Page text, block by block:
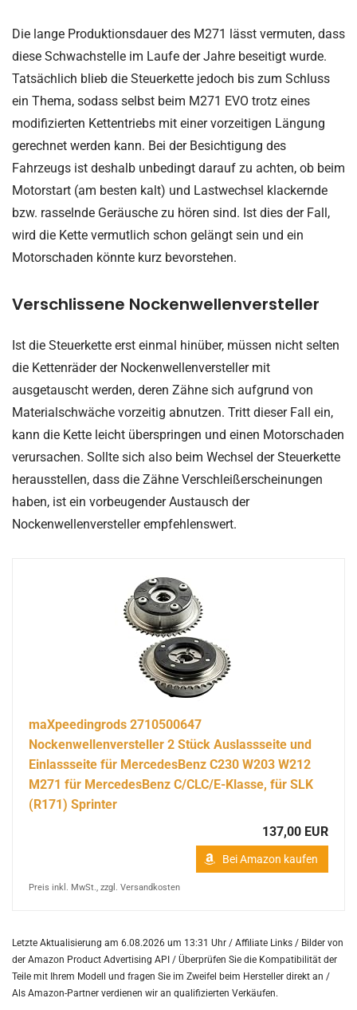
Die lange Produktionsdauer des M271 lässt vermuten, dass
diese Schwachstelle im Laufe der Jahre beseitigt wurde.
Tatsächlich blieb die Steuerkette jedoch bis zum Schluss
ein Thema, sodass selbst beim M271 EVO trotz eines
modifizierten Kettentriebs mit einer vorzeitigen Längung
gerechnet werden kann. Bei der Besichtigung des
Fahrzeugs ist deshalb unbedingt darauf zu achten, ob beim
Motorstart (am besten kalt) und Lastwechsel klackernde
bzw. rasselnde Geräusche zu hören sind. Ist dies der Fall,
wird die Kette vermutlich schon gelängt sein und ein
Motorschaden könnte kurz bevorstehen.
Verschlissene Nockenwellenversteller
Ist die Steuerkette erst einmal hinüber, müssen nicht selten
die Kettenräder der Nockenwellenversteller mit
ausgetauscht werden, deren Zähne sich aufgrund von
Materialschwäche vorzeitig abnutzen. Tritt dieser Fall ein,
kann die Kette leicht überspringen und einen Motorschaden
verursachen. Sollte sich also beim Wechsel der Steuerkette
herausstellen, dass die Zähne Verschleißerscheinungen
haben, ist ein vorbeugender Austausch der
Nockenwellenversteller empfehlenswert.
maXpeedingrods 2710500647
Nockenwellenversteller 2 Stück Auslassseite und
Einlassseite für MercedesBenz C230 W203 W212
M271 für MercedesBenz C/CLC/E-Klasse, für SLK
(R171) Sprinter
137,00 EUR
Bei Amazon kaufen
Preis inkl. MwSt., zzgl. Versandkosten
Letzte Aktualisierung am 6.08.2026 um 13:31 Uhr / Affiliate Links / Bilder von
der Amazon Product Advertising API / Überprüfen Sie die Kompatibilität der
Teile mit Ihrem Modell und fragen Sie im Zweifel beim Hersteller direkt an /
Als Amazon-Partner verdienen wir an qualifizierten Verkäufen.